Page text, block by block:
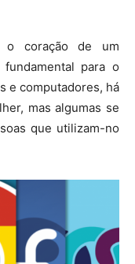
o coração de um
para o
e computadores, há
mas algumas se
que utilizam-no